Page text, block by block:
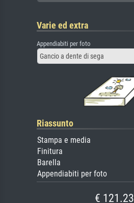
Varie ed extra
Appendiabiti per foto
Gancio a dente di sega
Riassunto
Stampa e media
Finitura
Barella
Appendiabiti per foto
€ 121.23